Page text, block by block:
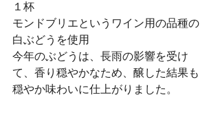
１杯
モンドブリエというワイン用の品種の
白ぶどうを使用
今年のぶどうは、長雨の影響を受け
て、香り穏やかなため、醸した結果も
穏やか味わいに仕上がりました。